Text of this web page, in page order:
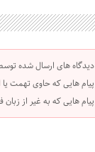
دیدگاه های ارسال شده
پیام هایی که حاوی تهمت
پیام هایی که به غیر از